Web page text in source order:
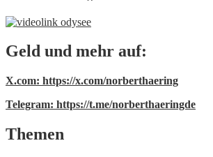
Geld und mehr auf:
X.com: https://x.com/norberthaering
Telegram: https://t.me/norberthaeringde
Themen